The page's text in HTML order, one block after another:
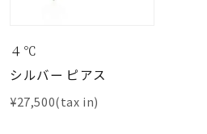
４℃
シルバー ピアス
¥27,500(tax in)